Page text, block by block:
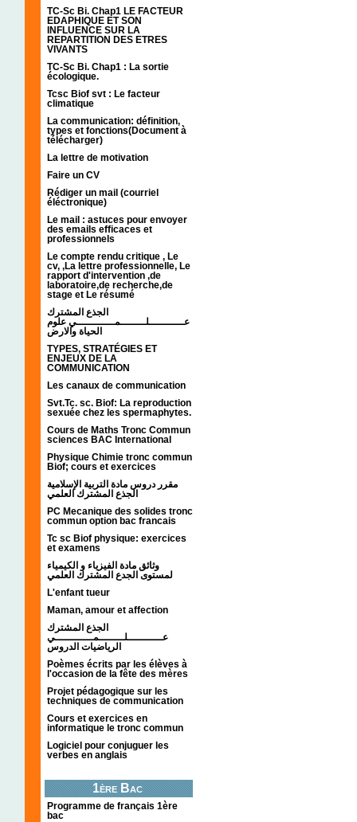
TC-Sc Bi. Chap1 LE FACTEUR
EDAPHIQUE ET SON
INFLUENCE SUR LA
REPARTITION DES ETRES
VIVANTS
TC-Sc Bi. Chap1 : La sortie
écologique.
Tcsc Biof svt : Le facteur
climatique
La communication: définition,
types et fonctions(Document à
télécharger)
La lettre de motivation
Faire un CV
Rédiger un mail (courriel
éléctronique)
Le mail : astuces pour envoyer
des emails efficaces et
professionnels
Le compte rendu critique , Le
cv, ,La lettre professionnelle, Le
rapport d'intervention ,de
laboratoire,de recherche,de
stage et Le résumé
الجذع المشترك
عـــــــــــلــــــــمــــــــــــي علوم
الحياة والارض
TYPES, STRATÉGIES ET
ENJEUX DE LA
COMMUNICATION
Les canaux de communication
Svt.Tc. sc. Biof: La reproduction
sexuée chez les spermaphytes.
Cours de Maths Tronc Commun
sciences BAC International
Physique Chimie tronc commun
Biof; cours et exercices
مقرر دروس مادة التربية الإسلامية
الجذع المشترك العلمي
PC Mecanique des solides tronc
commun option bac francais
Tc sc Biof physique: exercices
et examens
وثائق مادة الفيزياء و الكيمياء
L'enfant tueur
Maman, amour et affection
الجذع المشترك
عـــــــــــلــــــــمــــــــــــي
الرياضيات الدروس
Poèmes écrits par les élèves à
l'occasion de la fête des mères
Projet pédagogique sur les
techniques de communication
Cours et exercices en
informatique le tronc commun
Logiciel pour conjuguer les
verbes en anglais
1ère Bac
Programme de français 1ère
bac